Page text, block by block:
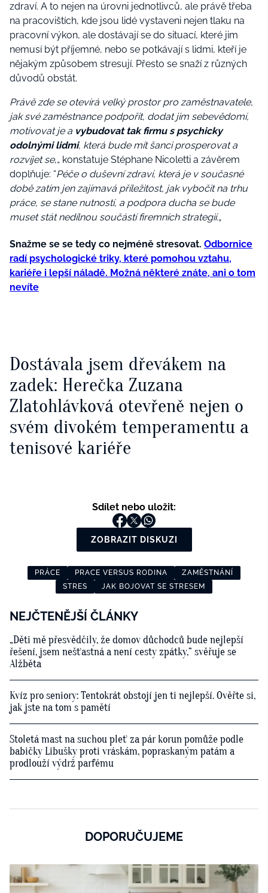
zdraví. A to nejen na úrovni jednotlivců, ale právě třeba
na pracovištích, kde jsou lidé vystaveni nejen tlaku na
pracovní výkon, ale dostávají se do situací, které jim
nemusí být příjemné, nebo se potkávají s lidmi, kteří je
nějakým způsobem stresují. Přesto se snaží z různých
důvodů obstát.
Právě zde se otevírá velký prostor pro zaměstnavatele,
jak své zaměstnance podpořit, dodat jim sebevědomí,
motivovat je a vybudovat tak firmu s psychicky
odolnými lidmi, která bude mít šanci prosperovat a
rozvíjet se,„ konstatuje Stéphane Nicoletti a závěrem
doplňuje: “Péče o duševní zdraví, která je v současné
době zatím jen zajímavá příležitost, jak vybočit na trhu
práce, se stane nutností, a podpora ducha se bude
muset stát nedílnou součástí firemních strategií.„
Snažme se se tedy co nejméně stresovat. Odbornice
radí psychologické triky, které pomohou vztahu,
kariéře i lepší náladě. Možná některé znáte, ani o tom
nevíte
Dostávala jsem dřevákem na
zadek: Herečka Zuzana
Zlatohlávková otevřeně nejen o
svém divokém temperamentu a
tenisové kariéře
Sdílet nebo uložit:
ZOBRAZIT DISKUZI
PRÁCE PRACE VERSUS RODINA
ZAMĚSTNÁNÍ
STRES
JAK BOJOVAT SE STRESEM
NEJČTENĚJŠÍ ČLÁNKY
„Děti mě přesvědčily, že domov důchodců bude nejlepší
řešení, jsem nešťastná a není cesty zpátky,“ svěřuje se
Alžběta
Kvíz pro seniory: Tentokrát obstojí jen ti nejlepší. Ověřte si,
jak jste na tom s pamětí
Stoletá mast na suchou pleť za pár korun pomůže podle
babičky Libušky proti vráskám, popraskaným patám a
prodlouží výdrž parfému
DOPORUČUJEME